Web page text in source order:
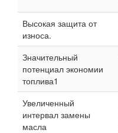
Высокая защита от
износа.
Значительный
потенциал экономии
топлива1
Увеличенный
интервал замены
масла